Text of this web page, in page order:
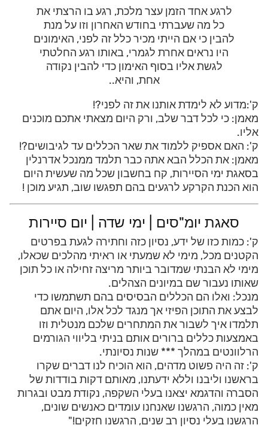
לרגע אחד הזמן עצר מלכת, רגע בו הרצתי את
כל מה שעברתי בחודש האחרון וזו על מנת
להבין כי אם הייתי מכיר כלל זה לפני, האימונים
היו נראים אחרת לגמרי, באותו רגע החלטתי
לגשת אליו בסוף האימון כדי להבין נקודה
אחת, והיא..
ק':מדוע לא לימדת אותנו את זה לפני?!
מאמן: כי לכל דבר שלב, ורק היום מצאתי אתכם מוכנים
אליו.
ק': האם אספיק ללמוד את שאר הכללים עד לגיבושים?!
מאמן: את הכלל הבא אתה כבר תלמד ממנכל אדרנלין
בסאגת ימי הסיירות, קח בחשבון שכל מה שעשית היום
הוא הכנת הקרקע לרגעים בהם תפגשו שוב, תגיע מוכן !
סאגת יומ"סים | ימי שדה | יום סיירות
ק': כמות כזו של ידע, נסיון כזה וחתירה לגעת בפרטים
הקטנים מכל, מימי לא שמעתי או ראיתי מהלכים שכאלו,
מימי לא הבנתי שמדובר ביותר מריצה זחילה או כל תוכן
שאותו נעבור שם במיונים הצהלים.
מנכל: ואלו הם הכללים הבסיסים בהם תשתמשו כדי
לבצע את התוכן הפיזי אך מנגד לכל אלו, היום אתם
תלמדו איך לשבור את המתחרים שלכם מנטלית וזו
באמצעות כללים ברורים אותם בניתי בליווי הגורמים
הרלוונטים במהלך *** שנות נסיונתי.
ק': זה היה פשוט מדהים, הוא הוכיח לנו דברים שקרו
בראשנו וליבנו וללא ידעתנו, מאותם דקות בודדות של
הסברה והדגמא יצאנו בעלי השקפה, נקודת מבט ובגרות
מאין כמוה, הרגשנו שאנחנו עומדים כאנשים שונים,
הרגשנו בעלי נסיון רב שנים, הרגשנו חזקים!"